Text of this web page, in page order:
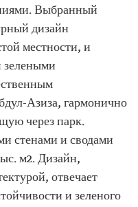
Выбранный
дизайн
местности, и
зелеными
Азиза, гармонично
через парк.
стенами и сводами
м2. Дизайн,
отвечает
и зеленого